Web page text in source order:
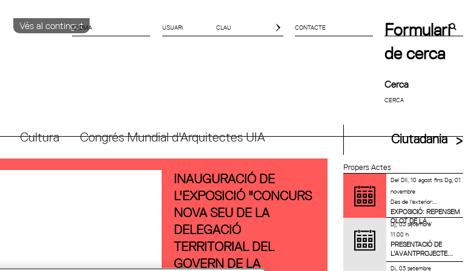
Vés al contingut
IDIOMA CONTACTE
Formulari
de cerca
Cerca
Cultura Congrés Mundial d'Arquitectes UIA Ciutadania
Propers Actes
DelDll, 10 agostfinsDg, 01
novembre
Des de l'exterior:...
EXPOSICIÓ: REPENSEM
OLOT DE LA...
Dj, 03 setembre
11.00 h
PRESENTACIÓ DE
L’AVANTPROJECTE...
Dj, 03 setembre
INAUGURACIÓ DE
L'EXPOSICIÓ "CONCURS
NOVA SEU DE LA
DELEGACIÓ
TERRITORIAL DEL
GOVERN DE LA